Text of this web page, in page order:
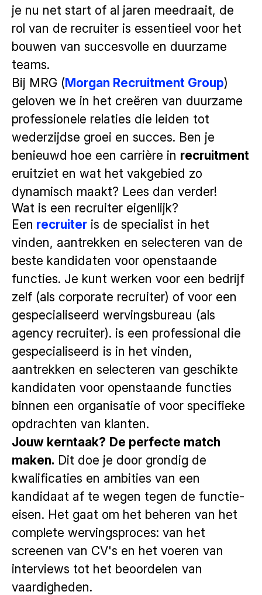
je nu net start of al jaren meedraait, de
rol van de recruiter is essentieel voor het
bouwen van succesvolle en duurzame
teams.
Bij MRG (Morgan Recruitment Group)
geloven we in het creëren van duurzame
professionele relaties die leiden tot
wederzijdse groei en succes. Ben je
benieuwd hoe een carrière in recruitment
eruitziet en wat het vakgebied zo
dynamisch maakt? Lees dan verder!
Wat is een recruiter eigenlijk?
Een recruiter is de specialist in het
vinden, aantrekken en selecteren van de
beste kandidaten voor openstaande
functies. Je kunt werken voor een bedrijf
zelf (als corporate recruiter) of voor een
gespecialiseerd wervingsbureau (als
agency recruiter). is een professional die
gespecialiseerd is in het vinden,
aantrekken en selecteren van geschikte
kandidaten voor openstaande functies
binnen een organisatie of voor specifieke
opdrachten van klanten.
Jouw kerntaak? De perfecte match
maken. Dit doe je door grondig de
kwalificaties en ambities van een
kandidaat af te wegen tegen de functie-
eisen. Het gaat om het beheren van het
complete wervingsproces: van het
screenen van CV's en het voeren van
interviews tot het beoordelen van
vaardigheden.